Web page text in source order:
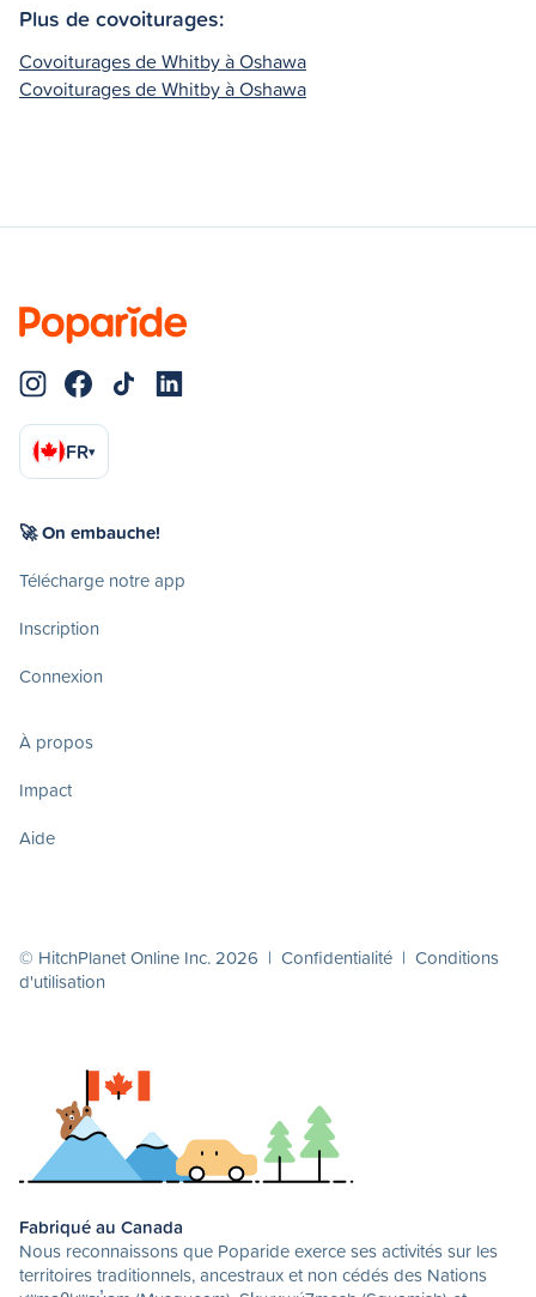
Plus de covoiturages:
Covoiturages de Whitby à Oshawa
Covoiturages de Whitby à Oshawa
FR▾
🚀 On embauche!
Télécharge notre app
Inscription
Connexion
À propos
Impact
Aide
© HitchPlanet Online Inc. 2026 | Confidentialité | Conditions
d'utilisation
Fabriqué au Canada
Nous reconnaissons que Poparide exerce ses activités sur les
territoires traditionnels, ancestraux et non cédés des Nations